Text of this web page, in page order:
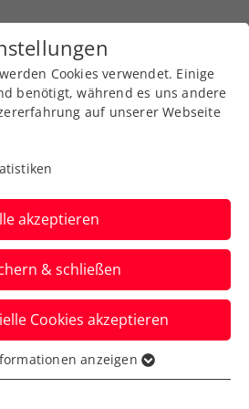
& Co.
600-Spieler und viele
starten am
Cookies verwendet. Einige
benötigt, während es uns andere
auf unserer Webseite
akzeptieren
& schließen
Cookies akzeptieren
für grundlegende
anzeigen